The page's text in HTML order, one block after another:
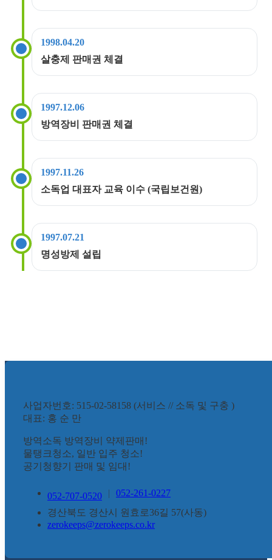
1998.04.20
살충제 판매권 체결
1997.12.06
방역장비 판매권 체결
1997.11.26
소독업 대표자 교육 이수 (국립보건원)
1997.07.21
명성방제 설립
사업자번호: 515-02-58158 (서비스 // 소독 및 구충 )
대표: 홍 순 만
방역소독 방역장비 약제판매!
물탱크청소, 일반 입주 청소!
공기청향기 판매 및 임대!
052-707-0520 |
052-261-0227
경산북도 경산시 원효로36길 57(사동)
zerokeeps@zerokeeps.co.kr